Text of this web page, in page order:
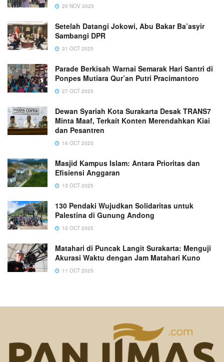
20 NOV 2025
Setelah Datangi Jokowi, Abu Bakar Ba’asyir
Sambangi DPR
31 OCT 2025
Parade Berkisah Warnai Semarak Hari Santri di
Ponpes Mutiara Qur’an Putri Pracimantoro
27 OCT 2025
Dewan Syariah Kota Surakarta Desak TRANS7
Minta Maaf, Terkait Konten Merendahkan Kiai
dan Pesantren
16 OCT 2025
Masjid Kampus Islam: Antara Prioritas dan
Efisiensi Anggaran
13 OCT 2025
130 Pendaki Wujudkan Solidaritas untuk
Palestina di Gunung Andong
12 OCT 2025
Matahari di Puncak Langit Surakarta: Menguji
Akurasi Waktu dengan Jam Matahari Kuno
11 OCT 2025